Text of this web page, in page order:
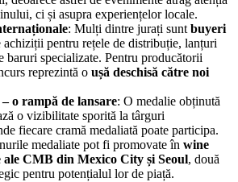
ci și asupra experiențelor locale.
: Mulți dintre jurați suntbuyeri
achiziții pentru rețele de distribuție, lanțuri
baruri specializate. Pentru producătorii
reprezintă o ușă deschisă către noi
o rampă de lansare: O medalie obținută
o vizibilitate sporită la târguri
fiecare cramă medaliată poate participa.
medaliate pot fi promovate în wine
CMB din Mexico City și Seoul, două
pentru potențialul lor de piață.